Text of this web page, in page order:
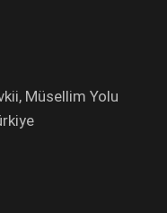
Müsellim Yolu